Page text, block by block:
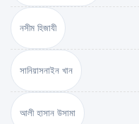
নসীম হিজাযী
সানিয়াসনাইন খান
আলী হাসান উসামা